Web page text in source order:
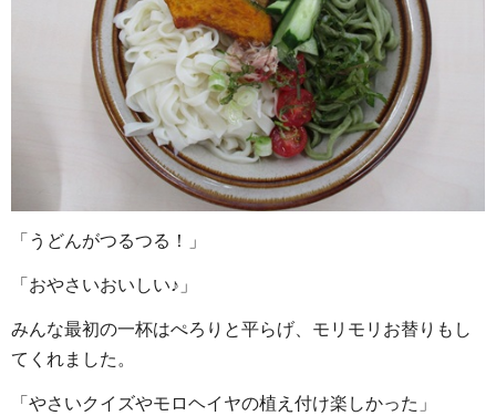
「うどんがつるつる！」
「おやさいおいしい♪」
みんな最初の一杯はぺろりと平らげ、モリモリお替りもし
てくれました。
「やさいクイズやモロヘイヤの植え付け楽しかった」